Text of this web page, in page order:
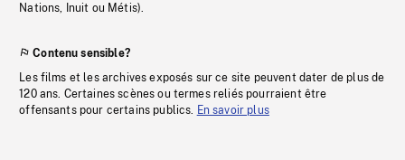
Nations, Inuit ou Métis).
Contenu sensible?
Les films et les archives exposés sur ce site peuvent dater de plus de
120 ans. Certaines scènes ou termes reliés pourraient être
offensants pour certains publics. En savoir plus